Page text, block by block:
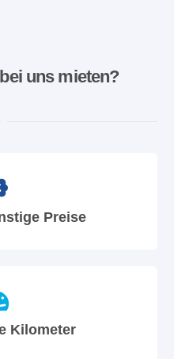
uns mieten?
Preise
Kilometer